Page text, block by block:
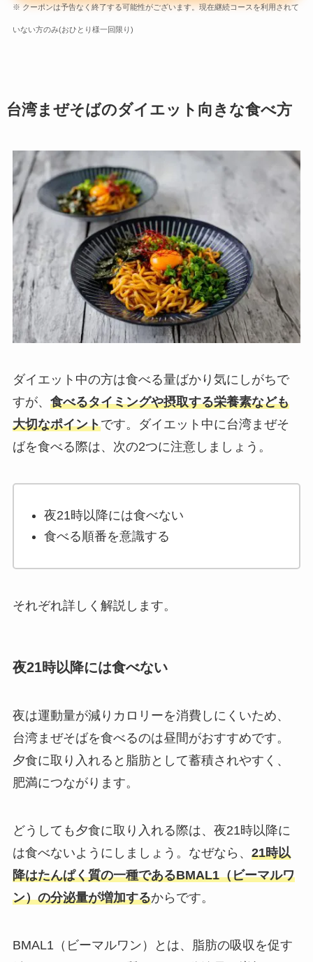
※ クーポンは予告なく終了する可能性がございます。現在継続コースを利用されて
いない方のみ(おひとり様一回限り)
台湾まぜそばのダイエット向きな食べ方
ダイエット中の方は食べる量ばかり気にしがちで
すが、 食べるタイミングや摂取する栄養素なども
大切なポイントです。ダイエット中に台湾まぜそ
ばを食べる際は、次の2つに注意しましょう。
夜21時以降には食べない
食べる順番を意識する
それぞれ詳しく解説します。
夜21時以降には食べない
夜は運動量が減りカロリーを消費しにくいため、
台湾まぜそばを食べるのは昼間がおすすめです。
夕食に取り入れると脂肪として蓄積されやすく、
肥満につながります。
どうしても夕食に取り入れる際は、夜21時以降に
は食べないようにしましょう。なぜなら、 21時以
降はたんぱく質の一種であるBMAL1（ビーマルワ
ン）の分泌量が増加するからです。
BMAL1（ビーマルワン）とは、脂肪の吸収を促す